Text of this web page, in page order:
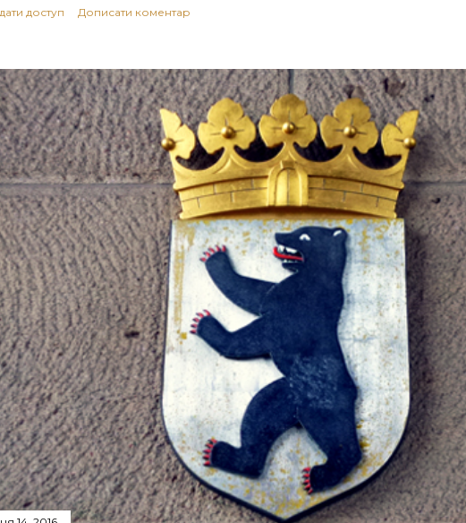
доступ Дописати коментар